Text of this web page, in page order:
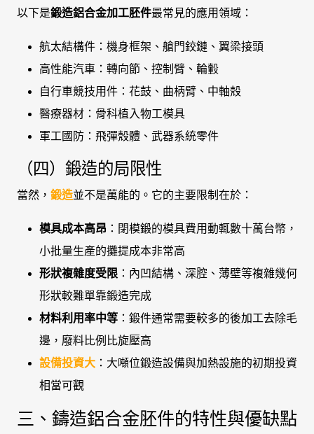
以下是鍛造鋁合金加工胚件最常見的應用領域：
航太結構件：機身框架、艙門鉸鏈、翼梁接頭
高性能汽車：轉向節、控制臂、輪轂
自行車競技用件：花鼓、曲柄臂、中軸殼
醫療器材：骨科植入物工模具
軍工國防：飛彈殼體、武器系統零件
（四）鍛造的局限性
當然， 鍛造並不是萬能的。它的主要限制在於：
模具成本高昂 ：閉模鍛的模具費用動輒數十萬台幣，
小批量生產的攤提成本非常高
形狀複雜度受限 ：內凹結構、深腔、薄壁等複雜幾何
形狀較難單靠鍛造完成
材料利用率中等 ：鍛件通常需要較多的後加工去除毛
邊，廢料比例比旋壓高
設備投資大 ：大噸位鍛造設備與加熱設施的初期投資
相當可觀
三、鑄造鋁合金胚件的特性與優缺點